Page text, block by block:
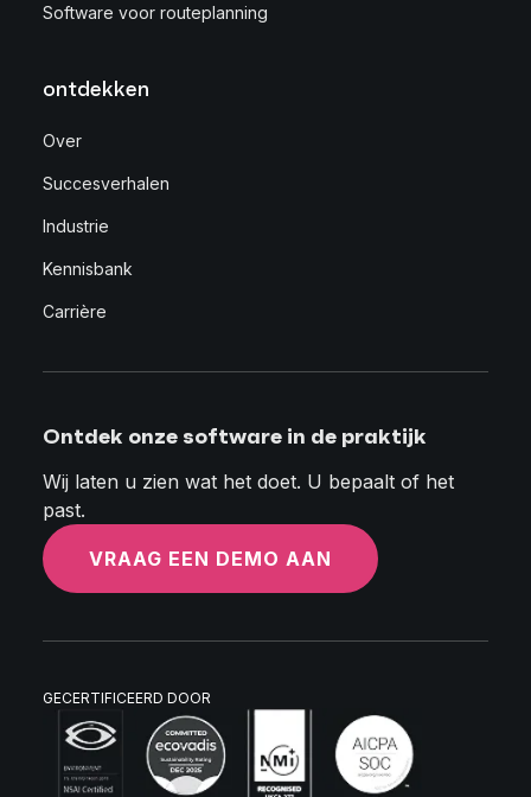
Software voor routeplanning
ontdekken
Over
Succesverhalen
Industrie
Kennisbank
Carrière
Ontdek onze software in de praktijk
Wij laten u zien wat het doet. U bepaalt of het
past.
VRAAG EEN DEMO AAN
GECERTIFICEERD DOOR